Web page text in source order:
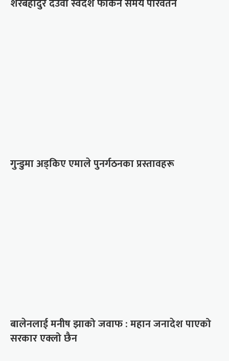
शेरबहादुर देउवा स्वदेश फर्किने समय परिवर्तन
गुन्डुमा अड्किए एमाले पुनर्गठनका प्रस्तावहरू
बालेनलाई मनीष झाको जवाफ : महान जनादेश पाएको
सरकार एक्लो छैन